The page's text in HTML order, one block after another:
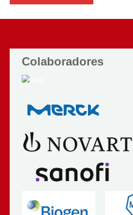
Colaboradores